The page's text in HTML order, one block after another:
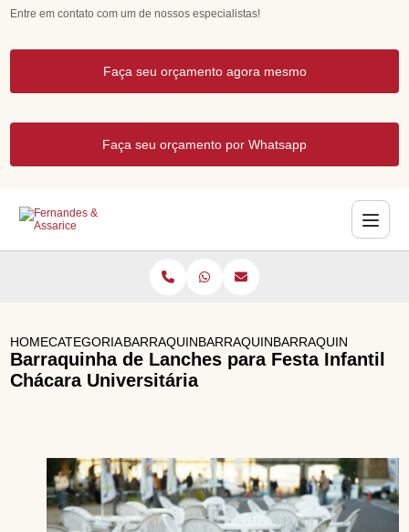
Entre em contato com um de nossos especialistas!
Faça seu orçamento agora mesmo
Faça seu orçamento por Whatsapp
HOMECATEGORIASBARRAQUINHAS PARA EVENTOS
BARRAQUINHA DE PIPOCA
BARRAQUINHA DE
Barraquinha de Lanches para Festa Infantil
Chácara Universitária